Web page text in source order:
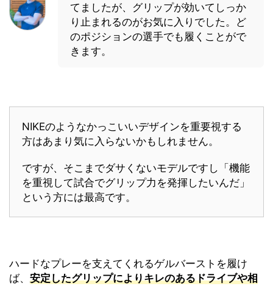
てましたが、グリップが効いてしっか
り止まれるのがお気に入りでした。ど
のポジションの選手でも履くことがで
きます。
NIKEのようなかっこいいデザインを重要視する
方はあまり気に入らないかもしれません。
ですが、そこまでダサくないモデルですし「機能
を重視して試合でグリップ力を発揮したいんだ」
という方には最高です。
ハードなプレーを支えてくれるゲルバーストを履け
ば、 安定したグリップによりキレのあるドライブや相